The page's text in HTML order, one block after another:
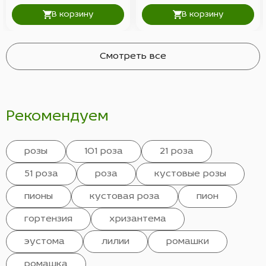
В корзину В корзину
Смотреть все
Рекомендуем
розы 101 роза 21 роза
51 роза роза кустовые розы
пионы кустовая роза пион
гортензия хризантема
эустома лилии ромашки